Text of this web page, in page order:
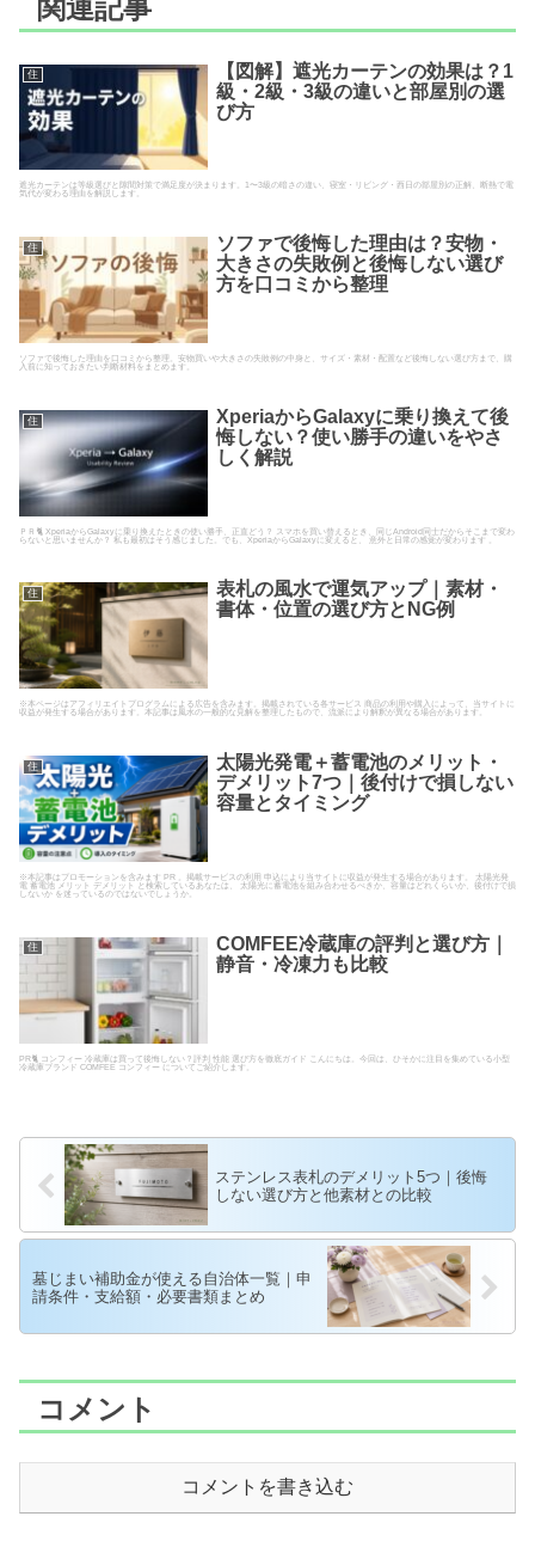
関連記事
住
【図解】遮光カーテンの効果は？1
級・2級・3級の違いと部屋別の選
び方
遮光カーテンは等級選びと隙間対策で満足度が決まります。1〜3級の暗さの違い、寝室・リビング・西日の部屋別の正解、断熱で電
気代が変わる理由を解説します。
住
ソファで後悔した理由は？安物・
大きさの失敗例と後悔しない選び
方を口コミから整理
ソファで後悔した理由を口コミから整理。安物買いや大きさの失敗例の中身と、サイズ・素材・配置など後悔しない選び方まで、購
入前に知っておきたい判断材料をまとめます。
住
XperiaからGalaxyに乗り換えて後
悔しない？使い勝手の違いをやさ
しく解説
ＰＲ🐈 XperiaからGalaxyに乗り換えたときの使い勝手、正直どう？ スマホを買い替えるとき、同じAndroid同士だからそこまで変わ
らないと思いませんか？ 私も最初はそう感じました。でも、XperiaからGalaxyに変えると、 意外と日常の感覚が変わります 。
住
表札の風水で運気アップ｜素材・
書体・位置の選び方とNG例
※本ページはアフィリエイトプログラムによる広告を含みます。掲載されている各サービス 商品の利用や購入によって、当サイトに
収益が発生する場合があります。本記事は風水の一般的な見解を整理したもので、流派により解釈が異なる場合があります。
住
太陽光発電＋蓄電池のメリット・
デメリット7つ｜後付けで損しない
容量とタイミング
※本記事はプロモーションを含みます PR 。掲載サービスの利用 申込により当サイトに収益が発生する場合があります。 太陽光発
電 蓄電池 メリット デメリット と検索しているあなたは、 太陽光に蓄電池を組み合わせるべきか、容量はどれくらいか、後付けで損
しないか を迷っているのではないでしょうか。
住
COMFEE冷蔵庫の評判と選び方｜
静音・冷凍力も比較
PR🐈 コンフィー 冷蔵庫は買って後悔しない？評判 性能 選び方を徹底ガイド こんにちは。今回は、ひそかに注目を集めている小型
冷蔵庫ブランド COMFEE コンフィー についてご紹介します。
ステンレス表札のデメリット5つ｜後悔
しない選び方と他素材との比較
墓じまい補助金が使える自治体一覧｜申
請条件・支給額・必要書類まとめ
コメント
コメントを書き込む